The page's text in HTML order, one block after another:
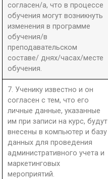
согласен/а, что в процессе
обучения могут возникнуть
изменения в программе
обучения/в
преподавательском
составе/ днях/часах/месте
обучения.
7. Ученику известно и он
согласен с тем, что его
личные данные, указанные
им при записи на курс, будут
внесены в компьютер и базу
данных для проведения
административного учета и
маркетинговых
мероприятий.